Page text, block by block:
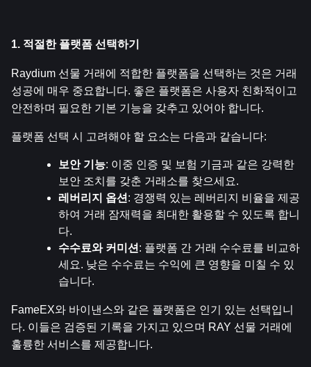
1. 적절한 플랫폼 선택하기
Raydium 선물 거래에 적합한 플랫폼을 선택하는 것은 거래
성공에 매우 중요합니다. 좋은 플랫폼은 사용자 친화적이고
안전하며 필요한 기본 기능을 갖추고 있어야 합니다.
플랫폼 선택 시 고려해야 할 요소는 다음과 같습니다:
보안 기능: 이중 인증 및 보험 기금과 같은 강력한
보안 조치를 갖춘 거래소를 찾으세요.
레버리지 옵션 : 경쟁력 있는 레버리지 비율을 제공
하여 거래 잠재력을 최대한 활용할 수 있도록 합니
다.
수수료와 커미션 : 플랫폼 간 거래 수수료를 비교하
세요. 낮은 수수료는 수익에 큰 영향을 미칠 수 있
습니다.
FameEX와 바이낸스와 같은 플랫폼은 인기 있는 선택입니
다. 이들은 검증된 기록을 가지고 있으며 RAY 선물 거래에
훌륭한 서비스를 제공합니다.